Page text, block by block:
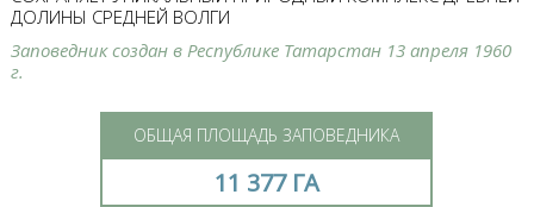
ДОЛИНЫ СРЕДНЕЙ ВОЛГИ
Заповедник создан в Республике Татарстан 13 апреля 1960
г.
ОБЩАЯ ПЛОЩАДЬ ЗАПОВЕДНИКА
11 377 ГА